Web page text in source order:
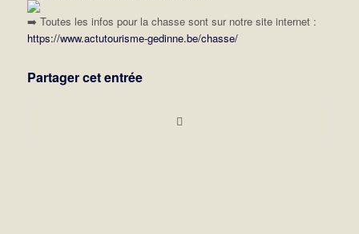
Toutes les infos pour la chasse sont sur notre site internet :
https://www.actutourisme-gedinne.be/chasse/
Partager cet entrée